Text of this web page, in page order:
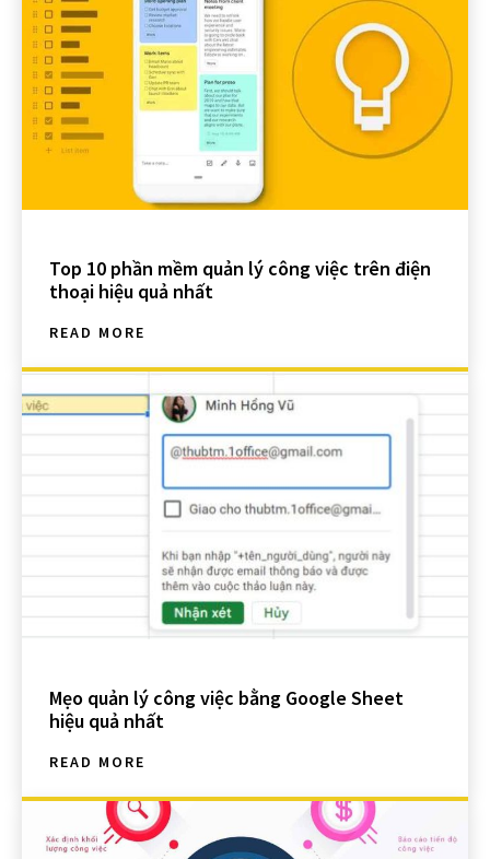
Top 10 phần mềm quản lý công việc trên điện
thoại hiệu quả nhất
READ MORE
Mẹo quản lý công việc bằng Google Sheet
hiệu quả nhất
READ MORE